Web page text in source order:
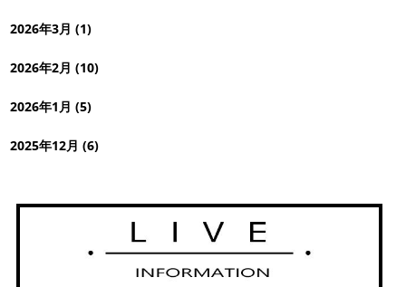
2026年3月 (1)
2026年2月 (10)
2026年1月 (5)
2025年12月 (6)